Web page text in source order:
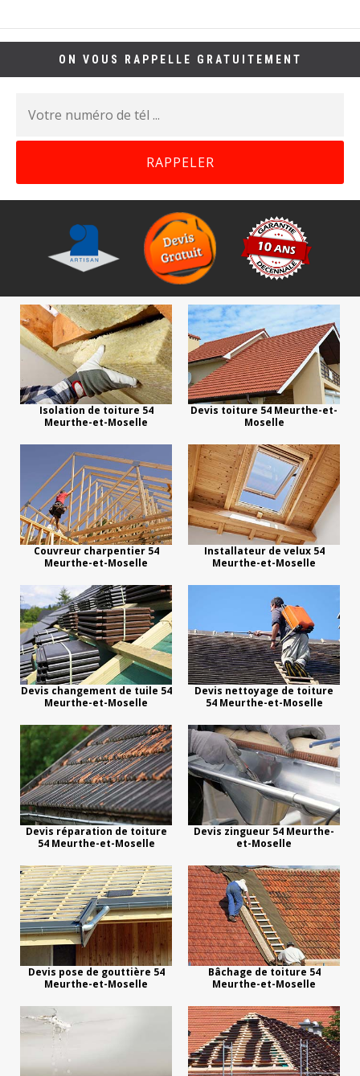
ON VOUS RAPPELLE GRATUITEMENT
Isolation de toiture 54
Meurthe-et-Moselle
Devis toiture 54 Meurthe-et-
Moselle
Couvreur charpentier 54
Meurthe-et-Moselle
Installateur de velux 54
Meurthe-et-Moselle
Devis changement de tuile 54
Meurthe-et-Moselle
Devis nettoyage de toiture
54 Meurthe-et-Moselle
Devis réparation de toiture
54 Meurthe-et-Moselle
Devis zingueur 54 Meurthe-
et-Moselle
Devis pose de gouttière 54
Meurthe-et-Moselle
Bâchage de toiture 54
Meurthe-et-Moselle